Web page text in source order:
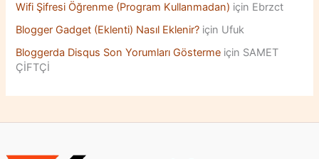
Wifi Şifresi Öğrenme (Program Kullanmadan) için Ebrzct
Blogger Gadget (Eklenti) Nasıl Eklenir? için Ufuk
Bloggerda Disqus Son Yorumları Gösterme için SAMET
ÇİFTÇİ